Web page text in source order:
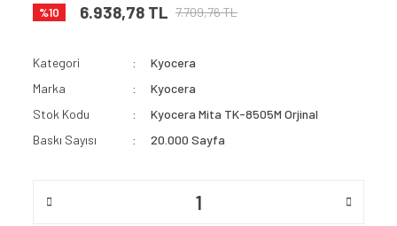
%10 6.938,78 TL 7.709,76 TL
Kategori
Kyocera
Marka
Kyocera
Stok Kodu
Kyocera Mita TK-8505M Orjinal
Baskı Sayısı
20.000 Sayfa